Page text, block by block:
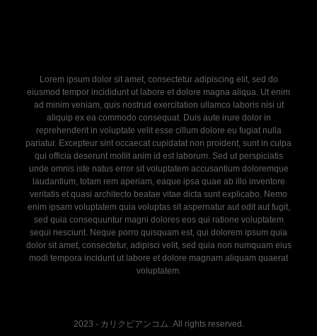
Lorem ipsum dolor sit amet, consectetur adipiscing elit, sed do
eiusmod tempor incididunt ut labore et dolore magna aliqua. Ut enim
ad minim veniam, quis nostrud exercitation ullamco laboris nisi ut
aliquip ex ea commodo consequat. Duis aute irure dolor in
reprehenderit in voluptate velit esse cillum dolore eu fugiat nulla
pariatur. Excepteur sint occaecat cupidatat non proident, sunt in culpa
qui officia deserunt mollit anim id est laborum. Sed ut perspiciatis
unde omnis iste natus error sit voluptatem accusantium doloremque
laudantium, totam rem aperiam, eaque ipsa quae ab illo inventore
veritatis et quasi architecto beatae vitae dicta sunt explicabo. Nemo
enim ipsam voluptatem quia voluptas sit aspernatur aut odit aut fugit,
sed quia consequuntur magni dolores eos qui ratione voluptatem
sequi nesciunt. Neque porro quisquam est, qui dolorem ipsum quia
dolor sit amet, consectetur, adipisci velit, sed quia non numquam eius
modi tempora incidunt ut labore et dolore magnam aliquam quaerat
voluptatem.
2023 - カリクビアンコム. All rights reserved.